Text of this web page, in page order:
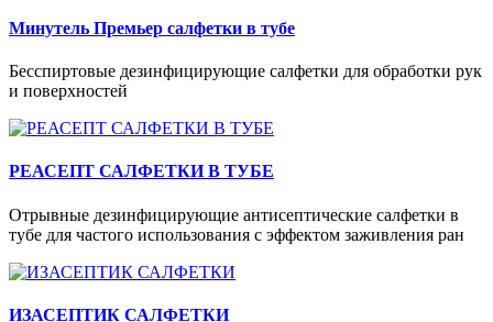
Минутель Премьер салфетки в тубе
Бесспиртовые дезинфицирующие салфетки для обработки рук
и поверхностей
РЕАСЕПТ САЛФЕТКИ В ТУБЕ
Отрывные дезинфицирующие антисептические салфетки в
тубе для частого использования с эффектом заживления ран
ИЗАСЕПТИК САЛФЕТКИ